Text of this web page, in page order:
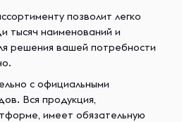
позволит легко
тысяч наименований и
решения вашей потребности
с официальными
Вся продукция,
имеет обязательную